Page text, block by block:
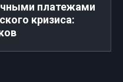
платежами
кризиса: